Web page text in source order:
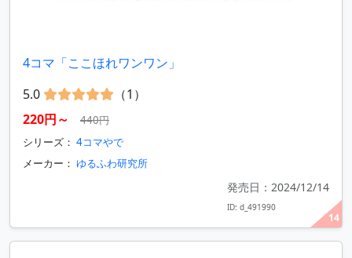
14
4コマ「ここほれワンワン」
5.0
（1）
220円～
440円
シリーズ： 4コマやで
メーカー： ゆるふわ研究所
発売日：2024/12/14
ID: d_491990